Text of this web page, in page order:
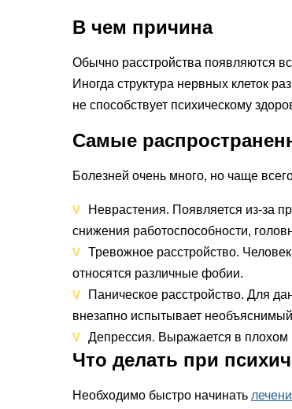
В чем причина
Обычно расстройства появляются
Иногда структура нервных клеток
не способствует психическому
Самые
Болезней очень много, но чаще
Неврастения. Появляется из-за
снижения работоспособности,
Тревожное расстройство.
относятся различные фобии.
Паническое расстройство. Для
внезапно испытывает
Депрессия. Выражается в плохом
Что делать при
Необходимо быстро начинать